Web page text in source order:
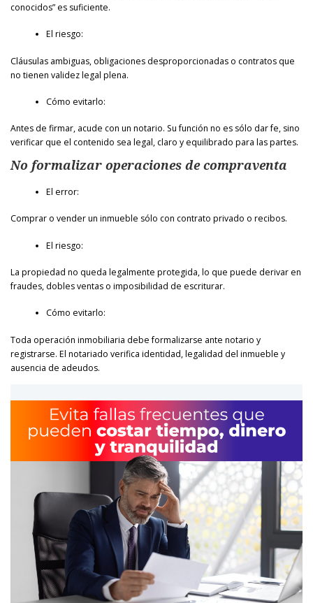
conocidos” es suficiente.
El riesgo:
Cláusulas ambiguas, obligaciones desproporcionadas o contratos que
no tienen validez legal plena.
Cómo evitarlo:
Antes de firmar, acude con un notario. Su función no es sólo dar fe, sino
verificar que el contenido sea legal, claro y equilibrado para las partes.
No formalizar operaciones de compraventa
El error:
Comprar o vender un inmueble sólo con contrato privado o recibos.
El riesgo:
La propiedad no queda legalmente protegida, lo que puede derivar en
fraudes, dobles ventas o imposibilidad de escriturar.
Cómo evitarlo:
Toda operación inmobiliaria debe formalizarse ante notario y
registrarse. El notariado verifica identidad, legalidad del inmueble y
ausencia de adeudos.